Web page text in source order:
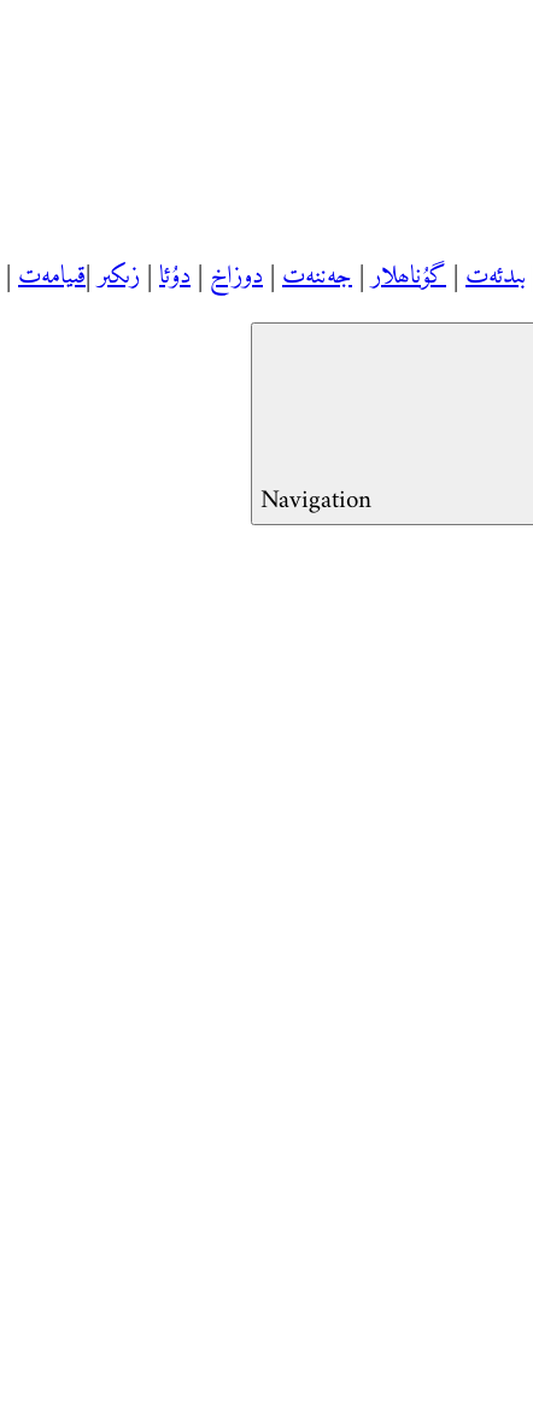
بىدئەت|گۇناھلار|جەننەت|دوزاخ|دۇئا|زىكىر|قىيامەت|
Navigation